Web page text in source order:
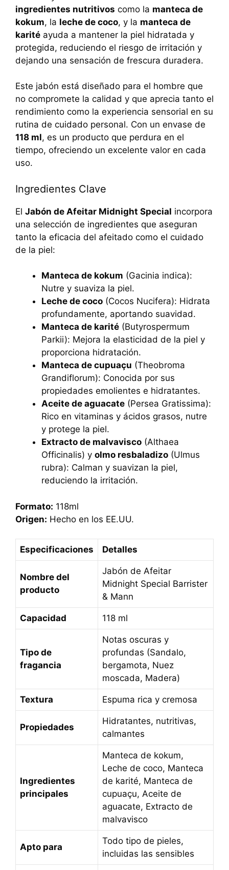
ingredientes nutritivos como la manteca de
kokum, la leche de coco, y la manteca de
karité ayuda a mantener la piel hidratada y
protegida, reduciendo el riesgo de irritación y
dejando una sensación de frescura duradera.
Este jabón está diseñado para el hombre que
no compromete la calidad y que aprecia tanto el
rendimiento como la experiencia sensorial en su
rutina de cuidado personal. Con un envase de
118 ml, es un producto que perdura en el
tiempo, ofreciendo un excelente valor en cada
uso.
Ingredientes Clave
El Jabón de Afeitar Midnight Special incorpora
una selección de ingredientes que aseguran
tanto la eficacia del afeitado como el cuidado
de la piel:
Manteca de kokum (Gacinia indica):
Nutre y suaviza la piel.
Leche de coco (Cocos Nucifera): Hidrata
profundamente, aportando suavidad.
Manteca de karité (Butyrospermum
Parkii): Mejora la elasticidad de la piel y
proporciona hidratación.
Manteca de cupuaçu (Theobroma
Grandiflorum): Conocida por sus
propiedades emolientes e hidratantes.
Aceite de aguacate (Persea Gratissima):
Rico en vitaminas y ácidos grasos, nutre
y protege la piel.
Extracto de malvavisco (Althaea
Officinalis) y olmo resbaladizo (Ulmus
rubra): Calman y suavizan la piel,
reduciendo la irritación.
Formato: 118ml
Origen: Hecho en los EE.UU.
Especificaciones Detalles
Nombre del
producto
Jabón de Afeitar
Midnight Special Barrister
& Mann
Capacidad 118 ml
Tipo de
fragancia
Notas oscuras y
profundas (Sandalo,
bergamota, Nuez
moscada, Madera)
Textura Espuma rica y cremosa
Propiedades
Hidratantes, nutritivas,
calmantes
Ingredientes
principales
Manteca de kokum,
Leche de coco, Manteca
de karité, Manteca de
cupuaçu, Aceite de
aguacate, Extracto de
malvavisco
Apto para
Todo tipo de pieles,
incluidas las sensibles